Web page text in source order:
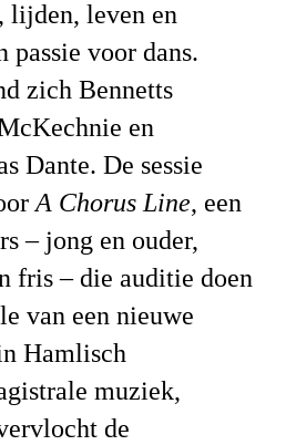
lijden, leven en
passie voor dans.
zich Bennetts
en
Dante. De sessie
A Chorus Line, een
– jong en ouder,
fris –die auditie doen
van een nieuwe
Hamlisch
muziek,
de